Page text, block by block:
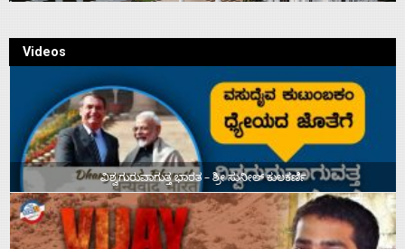
Videos
ವಿಶ್ವಗುರುವಾಗುತ್ತ ಭಾರತ – ಶ್ರೀ ಸುನೀಲ್‌ ಕುಲಕರ್ಣಿ